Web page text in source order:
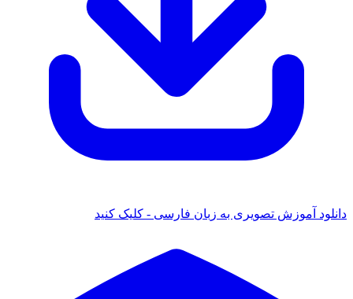
آموزش تصویری به زبان فارسی - کلیک کنید